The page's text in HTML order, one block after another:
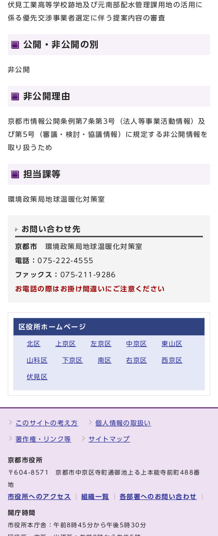
伏見工業高等学校跡地及び元南部配水管理課用地の活用に
係る優先交渉事業者選定に伴う提案内容の審査
公開・非公開の別
非公開
非公開理由
京都市情報公開条例第7条第3号（法人等事業活動情報）及
び第5号（審議・検討・協議情報）に規定する非公開情報を
取り扱うため
担当課等
環境政策局地球温暖化対策室
お問い合わせ先
京都市 環境政策局地球温暖化対策室
電話：075-222-4555
ファックス： 075-211-9286
お電話の際はお掛け間違いにご注意ください
区役所ホームページ
北区 上京区 左京区 中京区 東山区
山科区 下京区 南区 右京区 西京区
伏見区
このサイトの考え方 個人情報の取扱い
著作権・リンク等 サイトマップ
京都市役所
〒604-8571 京都市中京区寺町通御池上る上本能寺前町488番
地
市役所へのアクセス 組織一覧 各部署へのお問い合わせ
開庁時間
市役所本庁舎：午前8時45分から午後5時30分